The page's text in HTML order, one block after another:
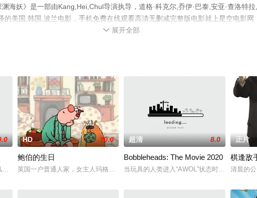
海妖》是一部由Kang,Hei,Chul导演执导，道格·科克尔,乔伊·巴泰,安亚·查洛特
的美国,韩国,波兰电影，手机免费在线观看高清无删减完整版电影就上星空电影网
 展开全部
不再，他们又该怎样面对内心的挣扎，再次做回曾经的自己拯救世界呢？《超人总动员
HD 10.0
鲍伯的生日
英国一户普通人家，女主人玛格丽特正用心准备生日蛋糕。今天是她丈夫鲍勃40岁
超清 8.0
Bobbleheads: The Movie 2020
当玩具的人类进入“AWOL”状态时，他们必须
正片
棋逢敌
清晨的